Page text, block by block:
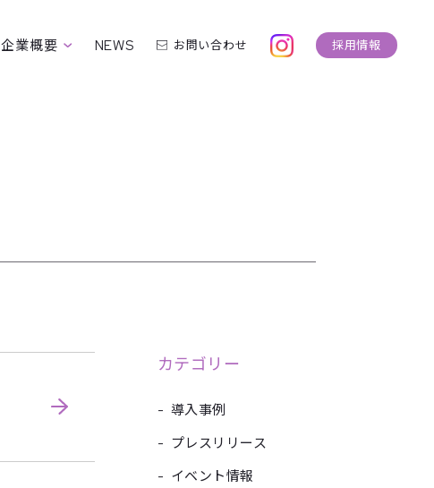
企業概要 NEWS お問い合わせ 採用情報
カテゴリー
- 導入事例
- プレスリリース
- イベント情報